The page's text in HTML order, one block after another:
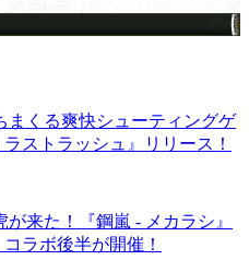
まくる爽快シューティングゲ
ストラッシュ』リリース！
来た！『鋼嵐 - メカラシ』
ラボ後半が開催！